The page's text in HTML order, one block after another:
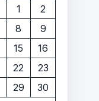
1
2
8
9
15
16
22
23
29
30